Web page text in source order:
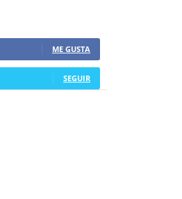
ME GUSTA
SEGUIR